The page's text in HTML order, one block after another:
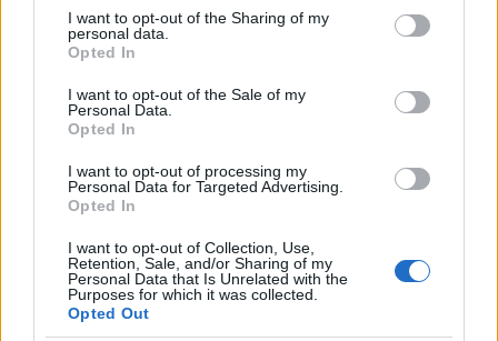
not limited to your visit or usage behaviour. You may click to
grant or deny consent to Google and its third-party tags to
use your data for below specified purposes in below Google
consent section.
I want to opt-out of the Sharing of my
personal data.
Opted In
I want to opt-out of the Sale of my
Personal Data.
Opted In
I want to opt-out of processing my
Personal Data for Targeted Advertising.
Opted In
I want to opt-out of Collection, Use,
Retention, Sale, and/or Sharing of my
Personal Data that Is Unrelated with the
Purposes for which it was collected.
Opted Out
ΜΑΡΙΑΝΝΑ ΕΥΣΤΡΑΤΙΟΥ
Ακολουθήστε το Νewsit.gr στο
ενημερωθείτε πρώτοι για όλη την ειδησεογραφία και τα
τελευταία νέα
της ημέρας
Πιο δημοφιλή